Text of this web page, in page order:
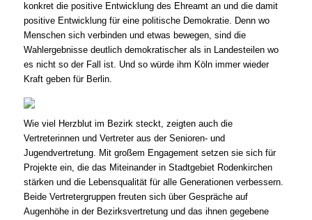
konkret die positive Entwicklung des Ehreamt an und die damit
positive Entwicklung für eine politische Demokratie. Denn wo
Menschen sich verbinden und etwas bewegen, sind die
Wahlergebnisse deutlich demokratischer als in Landesteilen wo
es nicht so der Fall ist. Und so würde ihm Köln immer wieder
Kraft geben für Berlin.
Wie viel Herzblut im Bezirk steckt, zeigten auch die
Vertreterinnen und Vertreter aus der Senioren- und
Jugendvertretung. Mit großem Engagement setzen sie sich für
Projekte ein, die das Miteinander in Stadtgebiet Rodenkirchen
stärken und die Lebensqualität für alle Generationen verbessern.
Beide Vertretergruppen freuten sich über Gespräche auf
Augenhöhe in der Bezirksvertretung und das ihnen gegebene